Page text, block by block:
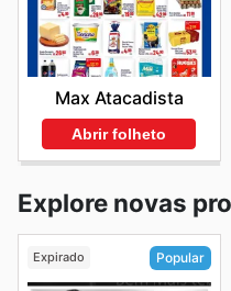
Max Atacadista
Abrir folheto
Explore novas
Expirado Popular